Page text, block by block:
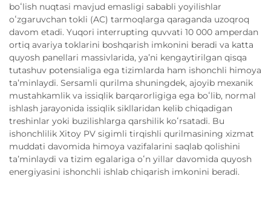
boʻlish nuqtasi mavjud emasligi sababli yoyilishlar
oʻzgaruvchan tokli (AC) tarmoqlarga qaraganda uzoqroq
davom etadi. Yuqori interrupting quvvati 10 000 amperdan
ortiq avariya toklarini boshqarish imkonini beradi va katta
quyosh panellari massivlarida, yaʼni kengaytirilgan qisqa
tutashuv potensialiga ega tizimlarda ham ishonchli himoya
taʼminlaydi. Sersamli qurilma shuningdek, ajoyib mexanik
mustahkamlik va issiqlik barqarorligiga ega boʻlib, normal
ishlash jarayonida issiqlik sikllaridan kelib chiqadigan
treshinlar yoki buzilishlarga qarshilik koʻrsatadi. Bu
ishonchlilik Xitoy PV sigimli tirqishli qurilmasining xizmat
muddati davomida himoya vazifalarini saqlab qolishini
taʼminlaydi va tizim egalariga oʻn yillar davomida quyosh
energiyasini ishonchli ishlab chiqarish imkonini beradi.